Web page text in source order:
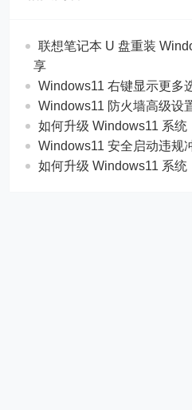
联想笔记本 U 盘重装
享
Windows11 右键显示更多
Windows11 防火墙高级设
如何升级 Windows11 系统
Windows11 安全启动违规
如何升级 Windows11 系统